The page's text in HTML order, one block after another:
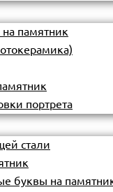
на памятник
портрета
стали
буквы на